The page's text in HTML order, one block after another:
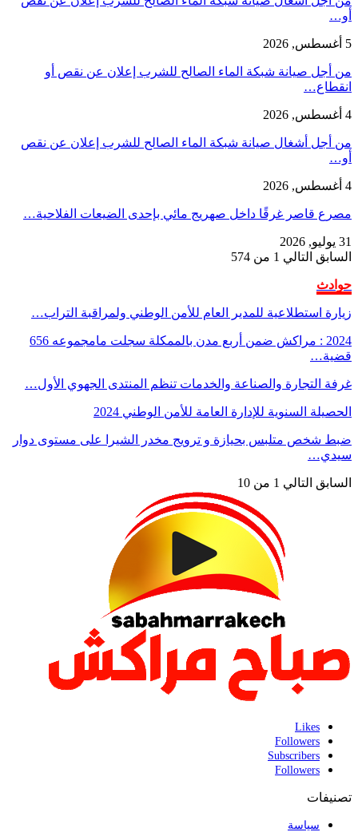
أو…
5 أغسطس, 2026
من أجل صيانة شبكة الماء الصالح للشرب إعلان عن نقص أو
انقطاع…
4 أغسطس, 2026
من أجل أشغال صيانة شبكة الماء الصالح للشرب إعلان عن نقص
أو…
4 أغسطس, 2026
مصرع قاصر غرقًا داخل صهريج مائي بإحدى الضيعات الفلاحية…
31 يوليو, 2026
السابق التالي 1 من 574
حوادث
زيارة استطلاعية للمدير العام للأمن الوطني ولمراقبة التراب…
2024 : مراكش ضمن أربع مدن بالممكلة سجلت مامجموعه 656
قضية…
غرفة التجارة والصناعة والخدمات تنظم المنتدى الجهوي الأول…
الحصيلة السنوية للإدارة العامة للأمن الوطني 2024
ضبط شخص متلبس بحيازة و ترويج مخدر الشيرا على مستوى دوار
سيدي…
السابق التالي 1 من 10
Likes
Followers
Subscribers
Followers
تصنيفات
سياسة